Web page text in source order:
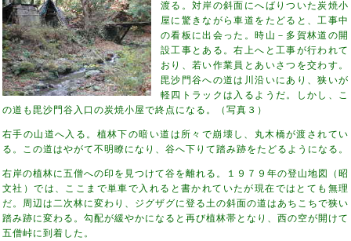
渡る。対岸の斜面にへばりついた炭焼小
屋に驚きながら車道をたどると、工事中
の看板に出会った。時山－多賀林道の開
設工事とある。右上へと工事が行われて
おり、若い作業員とあいさつを交わす。
毘沙門谷への道は川沿いにあり、狭いが
軽四トラックは入るようだ。しかし、こ
の道も毘沙門谷入口の炭焼小屋で終点になる。（写真３）
右手の山道へ入る。植林下の暗い道は所々で崩壊し、丸木橋が渡されてい
る。この道はやがて不明瞭になり、谷へ下りて踏み跡をたどるようになる。
右岸の植林に五僧への印を見つけて谷を離れる。１９７９年の登山地図（昭
文社）では、ここまで単車で入れると書かれていたが現在ではとても無理
だ。周辺は二次林に変わり、ジグザグに登る土の斜面の道はあちこちで狭い
踏み跡に変わる。勾配が緩やかになると再び植林帯となり、西の空が開けて
五僧峠に到着した。